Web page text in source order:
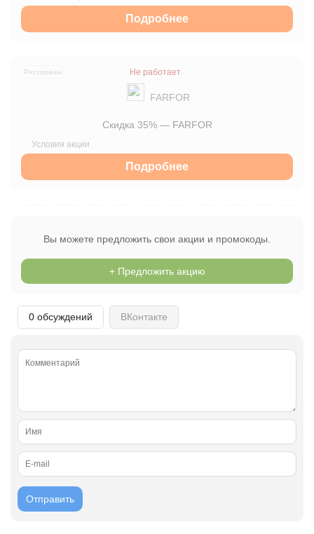
Подробнее
Не работает
FARFOR
Скидка 35% — FARFOR
Подробнее
Рестораны
Вы можете предложить свои акции и промокоды.
+ Предложить акцию
0 обсуждений ВКонтакте